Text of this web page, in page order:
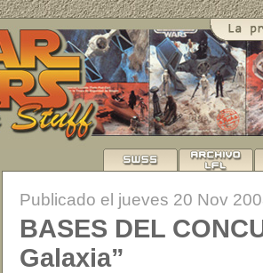
Publicado el jueves 20 Nov
BASES DEL
Galaxia”